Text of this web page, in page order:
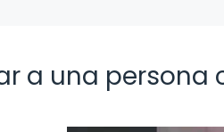
a una